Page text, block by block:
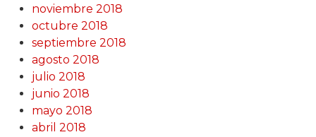
noviembre 2018
octubre 2018
septiembre 2018
agosto 2018
julio 2018
junio 2018
mayo 2018
abril 2018